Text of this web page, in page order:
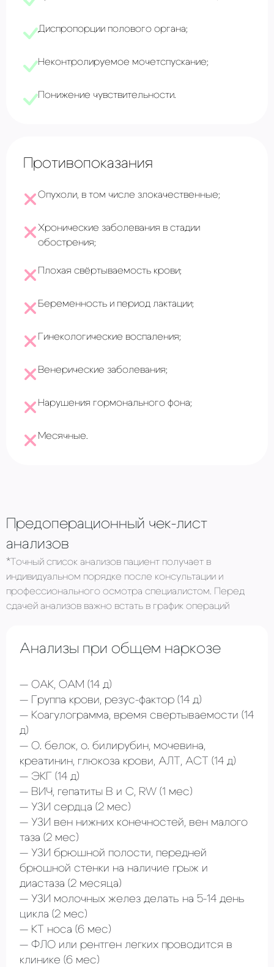
Диспропорции полового органа;
Неконтролируемое мочетспускание;
Понижение чувствительности.
Противопоказания
Опухоли, в том числе злокачественные;
Хронические заболевания в стадии
обострения;
Плохая свёртываемость крови;
Беременность и период лактации;
Гинекологические воспаления;
Венерические заболевания;
Нарушения гормонального фона;
Месячные.
Предоперационный чек-лист
анализов
*Точный список анализов пациент получает в
индивидуальном порядке после консультации и
профессионального осмотра специалистом. Перед
сдачей анализов важно встать в график операций
Анализы при общем наркозе
ОАК, ОАМ (14 д)
Группа крови, резус-фактор (14 д)
Коагулограмма, время свертываемости (14
д)
О. белок, о. билирубин, мочевина,
креатинин, глюкоза крови, АЛТ, АСТ (14 д)
ЭКГ (14 д)
ВИЧ, гепатиты В и С, RW (1 мес)
УЗИ сердца (2 мес)
УЗИ вен нижних конечностей, вен малого
таза (2 мес)
УЗИ брюшной полости, передней
брюшной стенки на наличие грыж и
диастаза (2 месяца)
УЗИ молочных желез делать на 5-14 день
цикла (2 мес)
КТ носа (6 мес)
ФЛО или рентген легких проводится в
клинике (6 мес)